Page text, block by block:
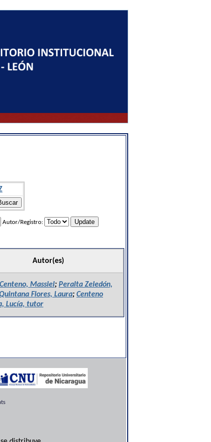
Autor/Registro:
Autor(es)
Massiel; Peralta Zeledón,
Flores, Laura; Centeno
Lucía, tutor